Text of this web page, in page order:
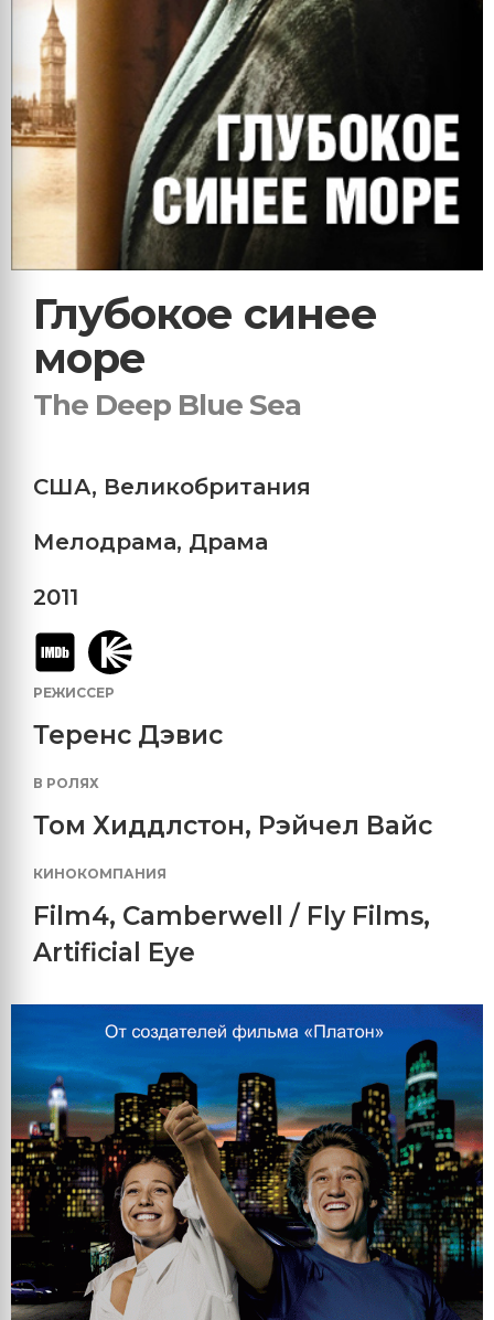
Глубокое синее
море
The Deep Blue Sea
США, Великобритания
Мелодрама, Драма
2011
РЕЖИССЕР
Теренс Дэвис
В РОЛЯХ
Том Хиддлстон, Рэйчел Вайс
КИНОКОМПАНИЯ
Film4, Camberwell / Fly Films,
Artificial Eye